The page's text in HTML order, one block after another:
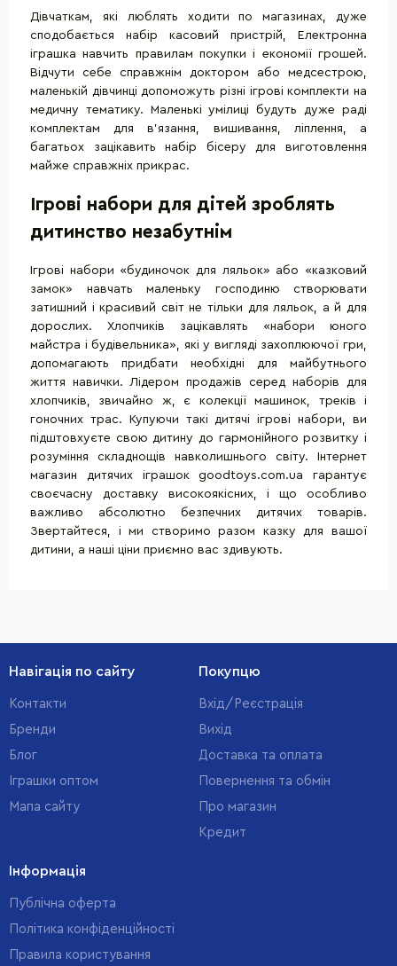
Дівчаткам, які люблять ходити по магазинах, дуже
сподобається набір касовий пристрій, Електронна
іграшка навчить правилам покупки і економії грошей.
Відчути себе справжнім доктором або медсестрою,
маленькій дівчинці допоможуть різні ігрові комплекти на
медичну тематику. Маленькі умілиці будуть дуже раді
комплектам для в'язання, вишивання, ліплення, а
багатьох зацікавить набір бісеру для виготовлення
майже справжніх прикрас.
Ігрові набори для дітей зроблять
дитинство незабутнім
Ігрові набори «будиночок для ляльок» або «казковий
замок» навчать маленьку господиню створювати
затишний і красивий світ не тільки для ляльок, а й для
дорослих. Хлопчиків зацікавлять «набори юного
майстра і будівельника», які у вигляді захоплюючої гри,
допомагають придбати необхідні для майбутнього
життя навички. Лідером продажів серед наборів для
хлопчиків, звичайно ж, є колекції машинок, треків і
гоночних трас. Купуючи такі дитячі ігрові набори, ви
підштовхуєте свою дитину до гармонійного розвитку і
розуміння складнощів навколишнього світу. Інтернет
магазин дитячих іграшок goodtoys.com.ua гарантує
своєчасну доставку високоякісних, і що особливо
важливо абсолютно безпечних дитячих товарів.
Звертайтеся, і ми створимо разом казку для вашої
дитини, а наші ціни приємно вас здивують.
Навігація по сайту
Контакти
Бренди
Блог
Іграшки оптом
Мапа сайту
Покупцю
Вхід/Реєстрація
Вихід
Доставка та оплата
Повернення та обмін
Про магазин
Кредит
Інформація
Публічна оферта
Політика конфіденційності
Правила користування